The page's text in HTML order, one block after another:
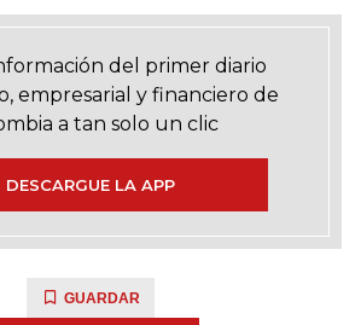
del primer diario
empresarial y financiero de
a tan solo un clic
DESCARGUE LA APP
GUARDAR